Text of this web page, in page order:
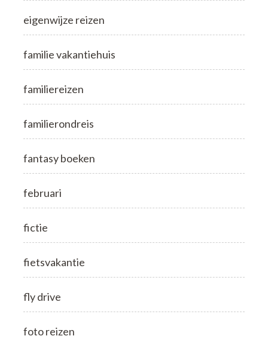
eigenwijze reizen
familie vakantiehuis
familiereizen
familierondreis
fantasy boeken
februari
fictie
fietsvakantie
fly drive
foto reizen